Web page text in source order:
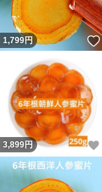
1,799円
3,899円